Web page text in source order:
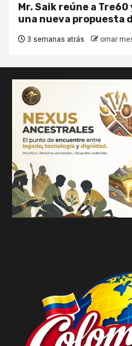
Mr. Saik reúne a Tre60
una nueva propuesta
3 semanas atrás omar